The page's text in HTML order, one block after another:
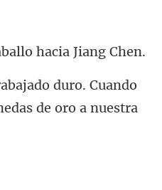
abajado duro. Cuando